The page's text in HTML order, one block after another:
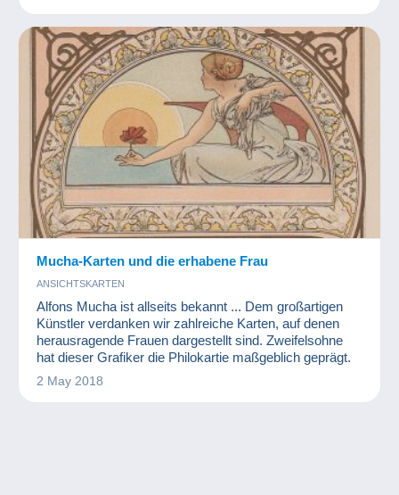
Mucha-Karten und die erhabene Frau
ANSICHTSKARTEN
Alfons Mucha ist allseits bekannt ... Dem großartigen
Künstler verdanken wir zahlreiche Karten, auf denen
herausragende Frauen dargestellt sind. Zweifelsohne
hat dieser Grafiker die Philokartie maßgeblich geprägt.
2 May 2018